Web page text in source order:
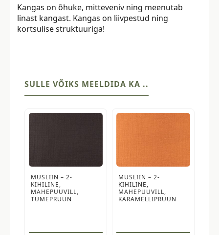
Kangas on õhuke, mitteveniv ning meenutab
linast kangast. Kangas on liivpestud ning
kortsulise struktuuriga!
SULLE VÕIKS MEELDIDA KA ..
MUSLIIN – 2-
KIHILINE,
MAHEPUUVILL,
TUMEPRUUN
MUSLIIN – 2-
KIHILINE,
MAHEPUUVILL,
KARAMELLIPRUUN